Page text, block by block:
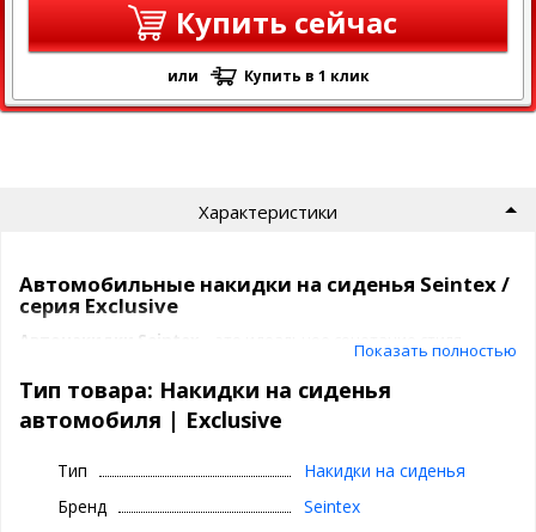
Купить сейчас
или Купить в 1 клик
Характеристики
Автомобильные накидки на сиденья Seintex /
серия Exclusive
Автонакидки Seintex
комфорта и защиты. Они подчеркивают статус владельца,
придают интерьеру премиальный вид и продлевают срок
службы обивки.
Премиальный материал
- это не только мягкость и элегантность, но и
Показать полностью
Тип товара: Накидки на сиденья
автомобиля | Exclusive
Тип
Накидки на сиденья
Бренд
Seintex